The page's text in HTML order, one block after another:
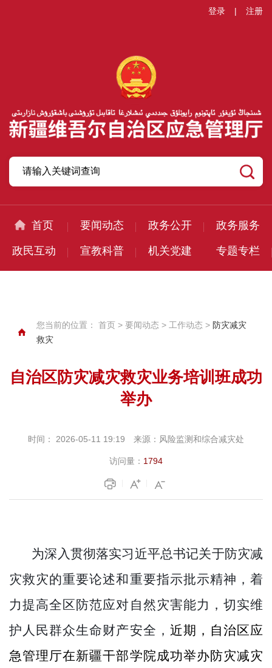
登录 | 注册
首页 要闻动态 政务公开 政务服务
政民互动 宣教科普 机关党建 专题专栏
您当前的位置： 首页 > 要闻动态 > 工作动态 > 防灾减灾
救灾
自治区防灾减灾救灾业务培训班成功
举办
时间： 2026-05-11 19:19 来源： 风险监测和综合减灾处
访问量： 1794
为深入贯彻落实习近平总书记关于防灾减
灾救灾的重要论述和重要指示批示精神 ，着
力提高全区防范应对自然灾害能力，切实维
护人民群众生命财产安全， 近期 ， 自治区应
急管理厅在新疆干部学院成功举办防灾减灾